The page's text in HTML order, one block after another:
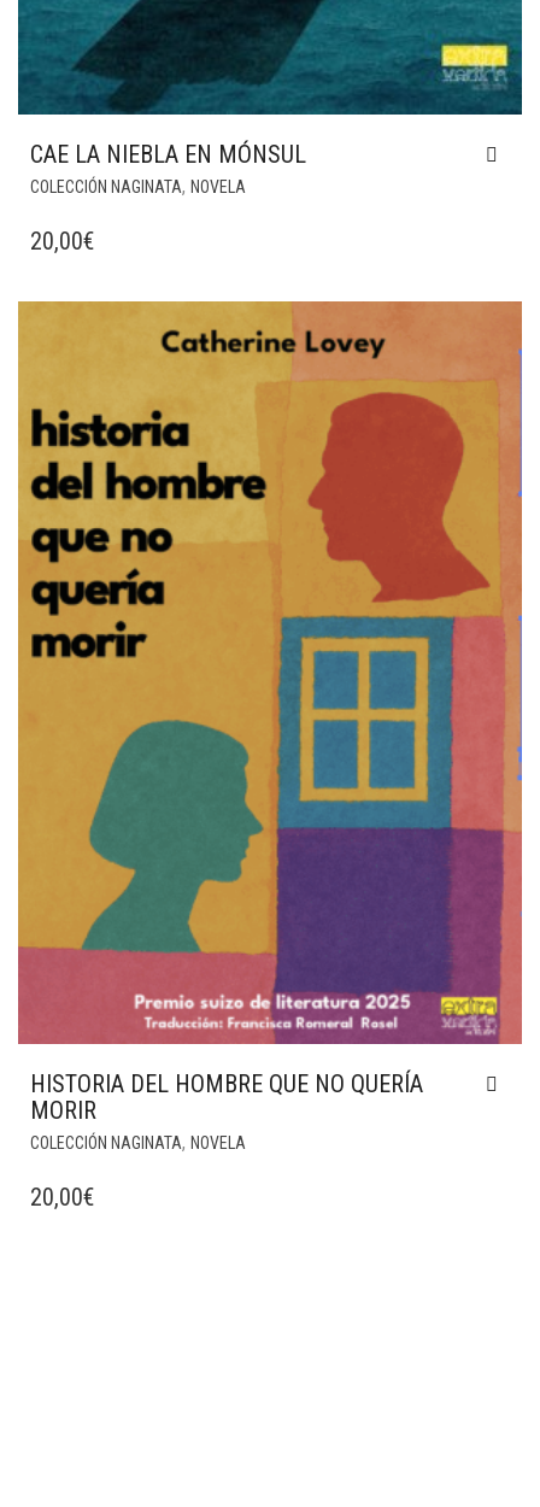
CAE LA NIEBLA EN MÓNSUL
COLECCIÓN NAGINATA, NOVELA
20,00€
HISTORIA DEL HOMBRE QUE NO QUERÍA
MORIR
COLECCIÓN NAGINATA, NOVELA
20,00€